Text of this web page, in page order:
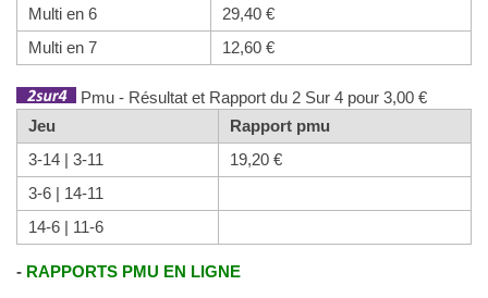
Multi en 6
29,40 €
Multi en 7
12,60 €
Pmu - Résultat et Rapport du 2 Sur 4 pour 3,00 €
Jeu
Rapport pmu
3-14 | 3-11
19,20 €
3-6 | 14-11
14-6 | 11-6
- RAPPORTS PMU EN LIGNE